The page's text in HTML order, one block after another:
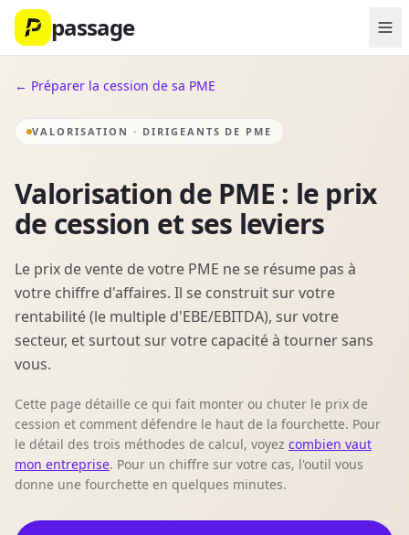
passage
← Préparer la cession de sa PME
VALORISATION · DIRIGEANTS DE PME
Valorisation de PME : le prix
de cession et ses leviers
Le prix de vente de votre PME ne se résume pas à
votre chiffre d'affaires. Il se construit sur votre
rentabilité (le multiple d'EBE/EBITDA), sur votre
secteur, et surtout sur votre capacité à tourner sans
vous.
Cette page détaille ce qui fait monter ou chuter le prix de
cession et comment défendre le haut de la fourchette. Pour
le détail des trois méthodes de calcul, voyez combien vaut
mon entreprise. Pour un chiffre sur votre cas, l'outil vous
donne une fourchette en quelques minutes.